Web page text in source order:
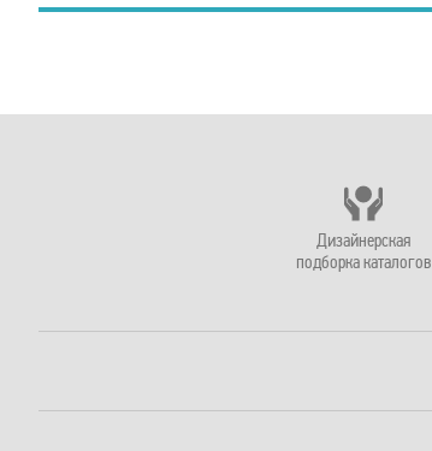
Дизайнерская
подборка каталогов